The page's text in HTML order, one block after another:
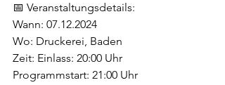
📅 Veranstaltungsdetails:
Wann: 07.12.2024
Wo: Druckerei, Baden
Zeit: Einlass: 20:00 Uhr
Programmstart: 21:00 Uhr